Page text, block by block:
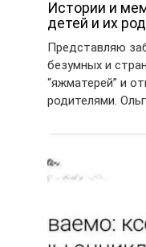
Истории и
детей и их
Представляю
безумных и
“яжматерей” и
родителями.